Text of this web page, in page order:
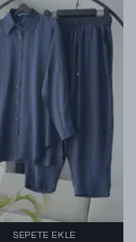
SEPETE EKLE